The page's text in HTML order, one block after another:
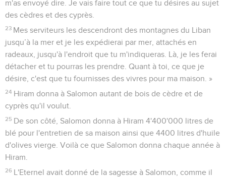
m'as envoyé dire. Je vais faire tout ce que tu désires au sujet
des cèdres et des cyprès.
23 Mes serviteurs les descendront des montagnes du Liban
jusqu’à la mer et je les expédierai par mer, attachés en
radeaux, jusqu'à l'endroit que tu m'indiqueras. Là, je les ferai
détacher et tu pourras les prendre. Quant à toi, ce que je
désire, c'est que tu fournisses des vivres pour ma maison. »
24 Hiram donna à Salomon autant de bois de cèdre et de
cyprès qu'il voulut.
25 De son côté, Salomon donna à Hiram 4'400'000 litres de
blé pour l'entretien de sa maison ainsi que 4400 litres d'huile
d'olives vierge. Voilà ce que Salomon donna chaque année à
Hiram.
26 L'Eternel avait donné de la sagesse à Salomon, comme il